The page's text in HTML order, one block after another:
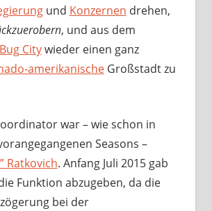
und Konzernen drehen,
, und aus dem
Bug Citywieder einen ganz
amerikanischeGroßstadt zu
war – wie schon in
Seasons –
Ratkovich. Anfang Juli 2015 gab
Funktion abzugeben, da die
bei der